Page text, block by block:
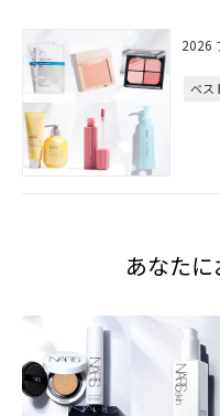
2026
ベス
あなた